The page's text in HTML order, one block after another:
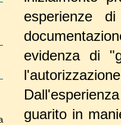
esperienze
evidenza di
guarito in